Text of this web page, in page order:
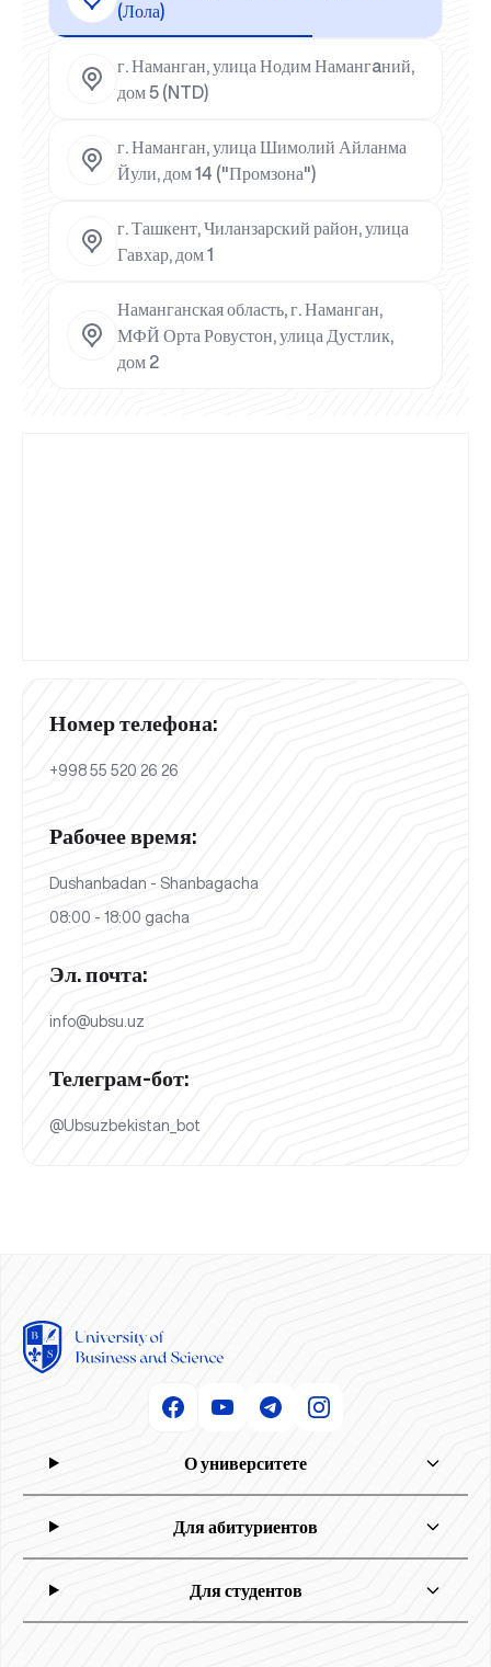
(Лола)
г. Наманган, улица Нодим Намангaний,
дом 5 (NTD)
г. Наманган, улица Шимолий Айланма
Йули, дом 14 ("Промзона")
г. Ташкент, Чиланзарский район, улица
Гавхар, дом 1
Наманганская область, г. Наманган,
МФЙ Орта Ровустон, улица Дустлик,
дом 2
Номер телефона:
+998 55 520 26 26
Рабочее время:
Dushanbadan - Shanbagacha
08:00 - 18:00 gacha
Эл. почта:
info@ubsu.uz
Телеграм-бот:
@Ubsuzbekistan_bot
О университете
Для абитуриентов
Для студентов